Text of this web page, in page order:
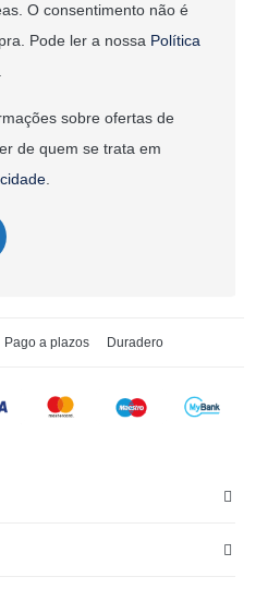
O consentimento não é
Pode ler a nossa Política
sobre ofertas de
de quem se trata em
.
Pago a plazos Duradero